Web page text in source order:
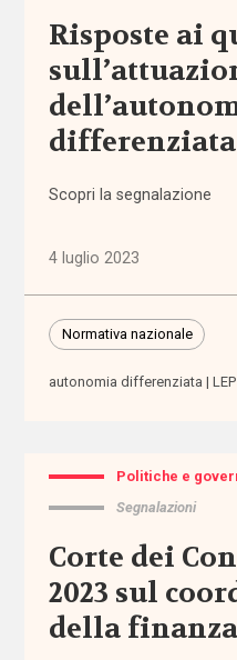
Terzo
settore
(752)
Tutto
I seminari
Normativa
Risposte ai
Scopri la segnalazione
4 luglio 2023
Normativa nazionale
autonomia differenziata LEP
Politiche e
Segnalazioni
Corte dei
2023 sul
della